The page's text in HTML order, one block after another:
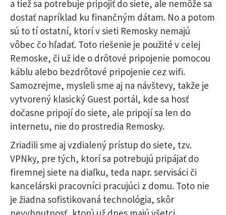
a tiež sa potrebuje pripojiť do siete, ale nemôže sa
dostať napríklad ku finančným dátam. No a potom
sú to tí ostatní, ktorí v sieti Remosky nemajú
vôbec čo hľadať. Toto riešenie je použité v celej
Remoske, či už ide o drôtové pripojenie pomocou
káblu alebo bezdrôtové pripojenie cez wifi.
Samozrejme, mysleli sme aj na návštevy, takže je
vytvorený klasický Guest portál, kde sa hosť
dočasne pripojí do siete, ale pripojí sa len do
internetu, nie do prostredia Remosky.
Zriadili sme aj vzdialený prístup do siete, tzv.
VPNky, pre tých, ktorí sa potrebujú pripájať do
firemnej siete na diaľku, teda napr. servisáci či
kancelárski pracovníci pracujúci z domu. Toto nie
je žiadna sofistikovaná technológia, skôr